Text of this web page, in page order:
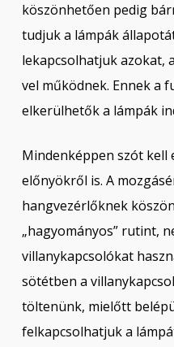
köszönhetően pedig
tudjuk a lámpák
lekapcsolhatjuk azokat,
vel működnek. Ennek a
elkerülhetők a lámpák
Mindenképpen szót kell
előnyökről is. A
hangvezérlőknek
„hagyományos” rutint,
villanykapcsolókat
sötétben a
töltenünk, mielőtt
felkapcsolhatjuk a